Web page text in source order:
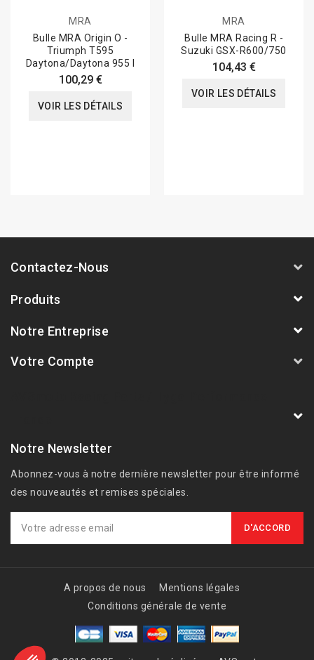
MRA
Bulle MRA Origin O -
Triumph T595
Daytona/Daytona 955 I
100,29 €
VOIR LES DÉTAILS
MRA
Bulle MRA Racing R -
Suzuki GSX-R600/750
104,43 €
VOIR LES DÉTAILS
Contactez-Nous
Produits
Notre Entreprise
Votre Compte
Notre Newsletter
Abonnez-vous à notre dernière newsletter pour être informé
des nouveautés et remises spéciales.
A propos de nous
Mentions légales
Conditions générale de vente